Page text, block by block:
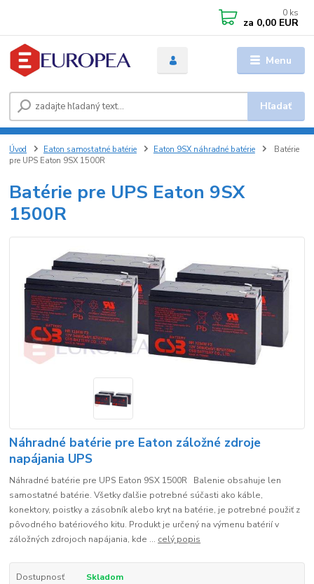
Menu
Hľadať
0 ks
za 0,00 EUR
Úvod Eaton samostatné batérie Eaton 9SX náhradné batérie
Batérie
pre UPS Eaton 9SX 1500R
Batérie pre UPS Eaton 9SX
1500R
Náhradné batérie pre Eaton záložné zdroje
napájania UPS
Náhradné batérie pre UPS Eaton 9SX 1500R Balenie obsahuje len
samostatné batérie. Všetky ďalšie potrebné súčasti ako káble,
konektory, poistky a zásobník alebo kryt na batérie, je potrebné použiť z
pôvodného batériového kitu. Produkt je určený na výmenu batérií v
záložných zdrojoch napájania, kde ... celý popis
Dostupnosť Skladom